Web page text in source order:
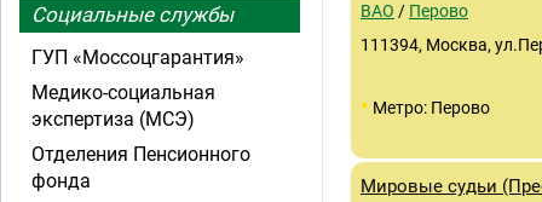
ВАО / Перово
111394, Москва,
• Метро: Перово
Мировые судьи
Социальные службы
ГУП «Моссоцгарантия»
Медико-социальная
экспертиза (МСЭ)
Отделения Пенсионного
фонда